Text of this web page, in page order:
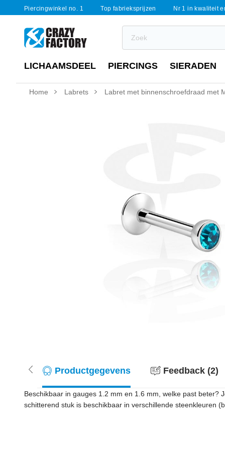
Piercingwinkel no. 1 Top fabrieksprijzen Nr 1 in kwaliteit
LICHAAMSDEEL PIERCINGS SIERADEN
Home Labrets Labret met binnenschroefdraad met
Productgegevens Feedback (2)
Beschikbaar in gauges 1.2 mm en 1.6 mm, welke past
schitterend stuk is beschikbaar in verschillende steenkleuren